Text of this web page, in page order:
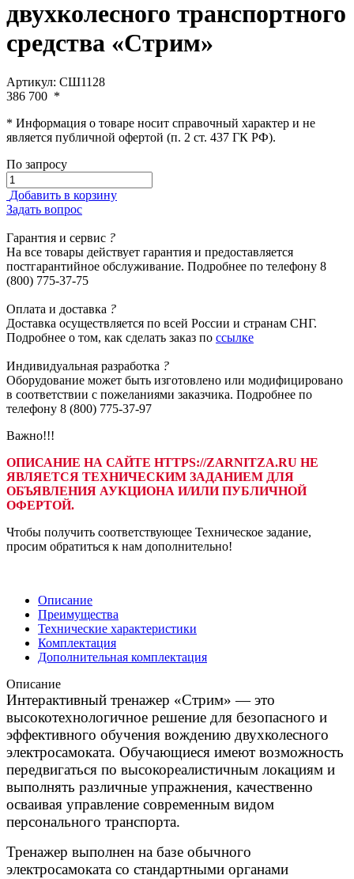
двухколесного транспортного
средства «Стрим»
Артикул: СШ1128
386 700 *
* Информация о товаре носит справочный характер и не
является публичной офертой (п. 2 ст. 437 ГК РФ).
По запросу
Добавить в корзину
Задать вопрос
Гарантия и сервис ?
На все товары действует гарантия и предоставляется
постгарантийное обслуживание. Подробнее по телефону 8
(800) 775-37-75
Оплата и доставка ?
Доставка осуществляется по всей России и странам СНГ.
Подробнее о том, как сделать заказ по ссылке
Индивидуальная разработка ?
Оборудование может быть изготовлено или модифицировано
в соответствии с пожеланиями заказчика. Подробнее по
телефону 8 (800) 775-37-97
Важно!!!
ОПИСАНИЕ НА САЙТЕ HTTPS://ZARNITZA.RU НЕ
ЯВЛЯЕТСЯ ТЕХНИЧЕСКИМ ЗАДАНИЕМ ДЛЯ
ОБЪЯВЛЕНИЯ АУКЦИОНА И/ИЛИ ПУБЛИЧНОЙ
ОФЕРТОЙ.
Чтобы получить соответствующее Техническое задание,
просим обратиться к нам дополнительно!
Описание
Преимущества
Технические характеристики
Комплектация
Дополнительная комплектация
Описание
Интерактивный тренажер «Стрим» — это
высокотехнологичное решение для безопасного и
эффективного обучения вождению двухколесного
электросамоката. Обучающиеся имеют возможность
передвигаться по высокореалистичным локациям и
выполнять различные упражнения, качественно
осваивая управление современным видом
персонального транспорта.
Тренажер выполнен на базе обычного
электросамоката со стандартными органами